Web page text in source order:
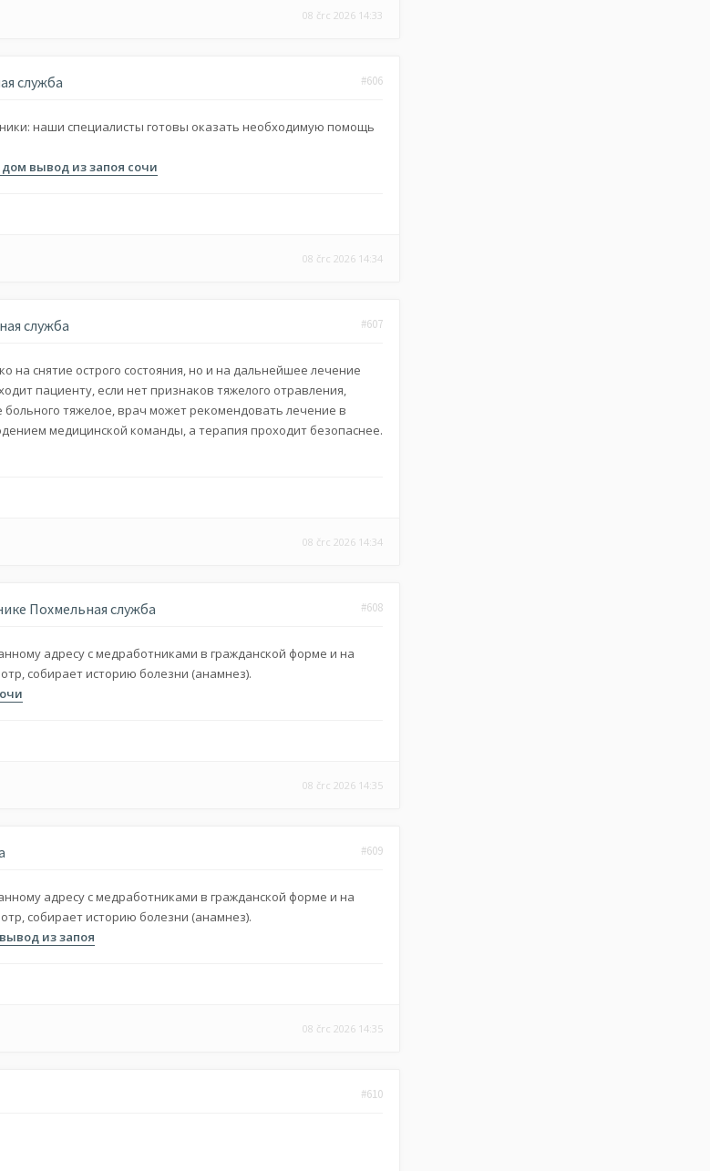
08 črc 2026 14:33
служба #606
наши специалисты готовы оказать необходимую помощь
вывод из запоя сочи
08 črc 2026 14:34
служба #607
на снятие острого состояния, но и на дальнейшее лечение
пациенту, если нет признаков тяжелого отравления,
больного тяжелое, врач может рекомендовать лечение в
медицинской команды, а терапия проходит безопаснее.
08 črc 2026 14:34
Похмельная служба #608
адресу с медработниками в гражданской форме и на
собирает историю болезни (анамнез).
08 črc 2026 14:35
#609
адресу с медработниками в гражданской форме и на
собирает историю болезни (анамнез).
из запоя
08 črc 2026 14:35
#610